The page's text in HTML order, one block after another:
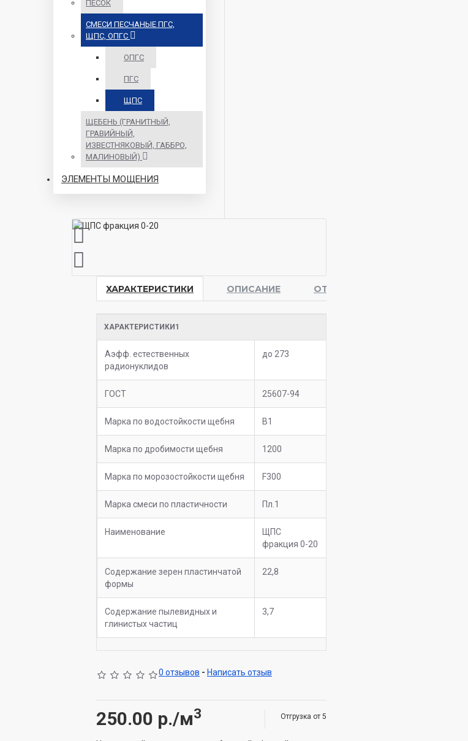
ПЕСОК
СМЕСИ ПЕСЧАНЫЕ ПГС,
ЩПС, ОПГС
ОПГС
ПГС
ЩПС
ЩЕБЕНЬ (ГРАНИТНЫЙ,
ГРАВИЙНЫЙ,
ИЗВЕСТНЯКОВЫЙ, ГАББРО,
МАЛИНОВЫЙ)
ЭЛЕМЕНТЫ МОЩЕНИЯ
ХАРАКТЕРИСТИКИ ОПИСАНИЕ ОТЗЫВЫ
ХАРАКТЕРИСТИКИ1
Аэфф. естественных
радионуклидов
до 273
ГОСТ 25607-94
Марка по водостойкости щебня В1
Марка по дробимости щебня 1200
Марка по морозостойкости щебня F300
Марка смеси по пластичности Пл.1
Наименование
ЩПС
фракция 0-20
Содержание зерен пластинчатой
формы
22,8
Содержание пылевидных и
глинистых частиц
3,7
0 отзывов - Написать отзыв
250.00 р./м3 Отгрузка от 5